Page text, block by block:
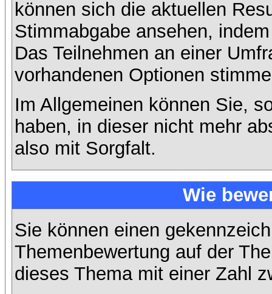
können sich die aktuellen
Stimmabgabe ansehen,
Das Teilnehmen an einer
vorhandenen Optionen
Im Allgemeinen können Sie,
haben, in dieser nicht mehr
also mit Sorgfalt.
Wie
Sie können einen
Themenbewertung auf der
dieses Thema mit einer Zahl